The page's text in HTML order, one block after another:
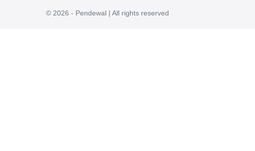
© 2026 - Pendewal | All rights reserved